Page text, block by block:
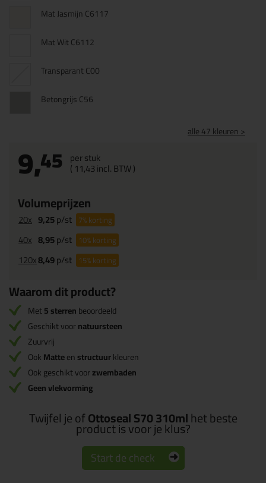
Mat Jasmijn C6117
Mat Wit C6112
Transparant C00
Betongrijs C56
alle 47 kleuren >
9,45 per stuk
( 11,43incl. BTW )
Volumeprijzen
20x 9,25p/st 7%korting
40x 8,95p/st 10%korting
120x8,49p/st 15%korting
Waarom dit product?
Met5 sterrenbeoordeeld
Geschikt voornatuursteen
Zuurvrij
OokMatteenstructuurkleuren
Ook geschikt voorzwembaden
Geen vlekvorming
Twijfel je ofOttoseal S70 310mlhet beste
product is voor je klus?
Start de check